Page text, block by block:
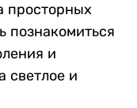
просторных
познакомиться
и
светлое и